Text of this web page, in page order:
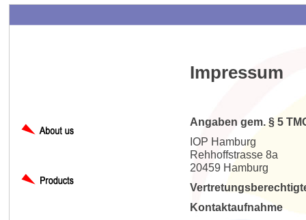
Impressum
Angaben gem. § 5
IOP Hamburg
Rehhoffstrasse 8a
20459 Hamburg
Kontaktaufnahme